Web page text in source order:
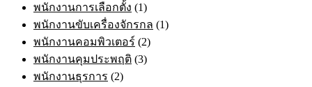
พนักงานการเลือกตั้ง (1)
พนักงานขับเครื่องจักรกล (1)
พนักงานคอมพิวเตอร์ (2)
พนักงานคุมประพฤติ (3)
พนักงานธุรการ (2)